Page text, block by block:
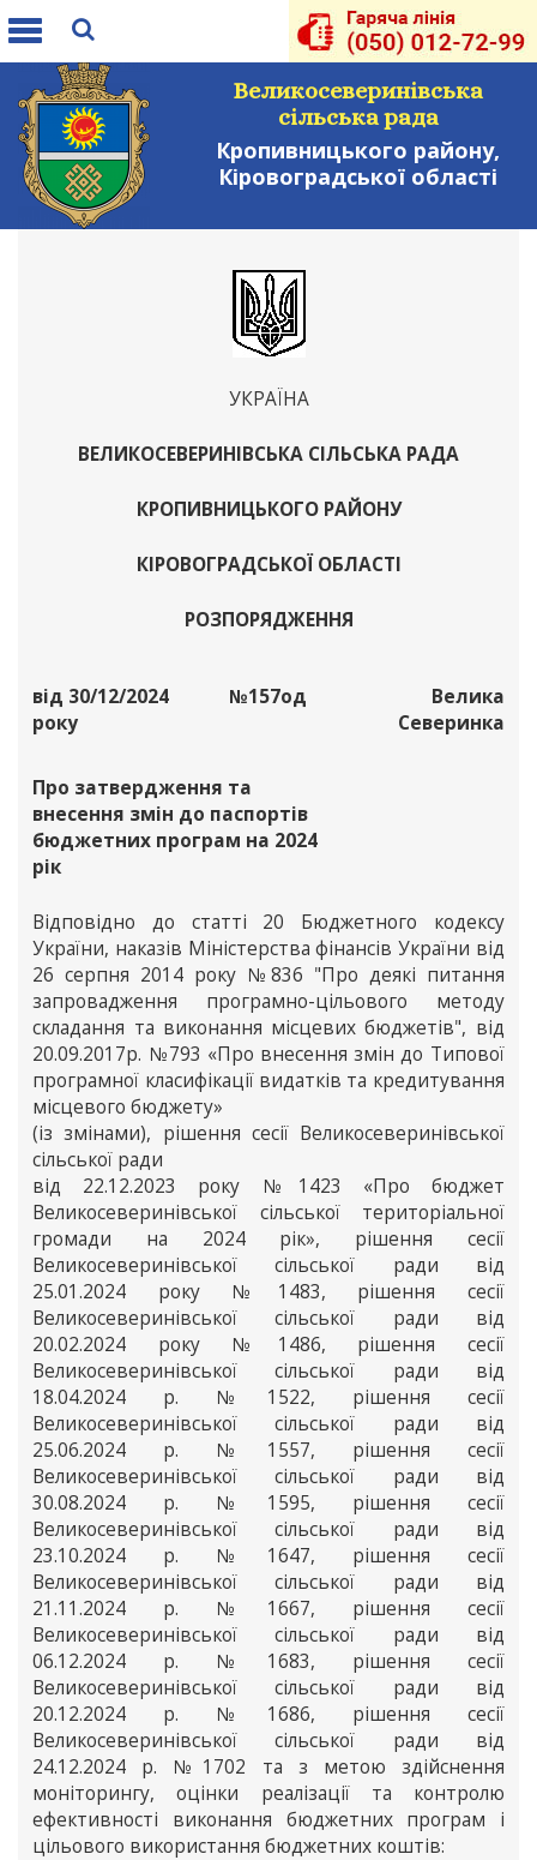
Toggle
Великосеверинівська
сільська рада
Кропивницького району,
Кіровоградської області
УКРАЇНА
ВЕЛИКОСЕВЕРИНІВСЬКА СІЛЬСЬКА РАДА
КРОПИВНИЦЬКОГО РАЙОНУ
КІРОВОГРАДСЬКОЇ ОБЛАСТІ
РОЗПОРЯДЖЕННЯ
від 30/12/2024
року
№157од
Велика
Северинка
Про затвердження та
внесення змін до паспортів
бюджетних програм на 2024
рік
Відповідно до статті 20 Бюджетного кодексу
України, наказів Міністерства фінансів України від
26 серпня 2014 року №836 "Про деякі питання
запровадження програмно-цільового методу
складання та виконання місцевих бюджетів", від
20.09.2017р. №793 «Про внесення змін до Типової
програмної класифікації видатків та кредитування
місцевого бюджету»
(із змінами), рішення сесії Великосеверинівської
сільської ради
від 22.12.2023 року №1423 «Про бюджет
Великосеверинівської сільської територіальної
громади на 2024 рік», рішення сесії
Великосеверинівської сільської ради від
25.01.2024 року №1483, рішення сесії
Великосеверинівської сільської ради від
20.02.2024 року №1486, рішення сесії
Великосеверинівської сільської ради від
18.04.2024 р. №1522, рішення сесії
Великосеверинівської сільської ради від
25.06.2024 р. №1557, рішення сесії
Великосеверинівської сільської ради від
30.08.2024 р. №1595, рішення сесії
Великосеверинівської сільської ради від
23.10.2024 р. №1647, рішення сесії
Великосеверинівської сільської ради від
21.11.2024 р. №1667, рішення сесії
Великосеверинівської сільської ради від
06.12.2024 р. №1683, рішення сесії
Великосеверинівської сільської ради від
20.12.2024 р. №1686, рішення сесії
Великосеверинівської сільської ради від
24.12.2024 р. №1702 та з метою здійснення
моніторингу, оцінки реалізації та контролю
ефективності виконання бюджетних програм і
цільового використання бюджетних коштів: